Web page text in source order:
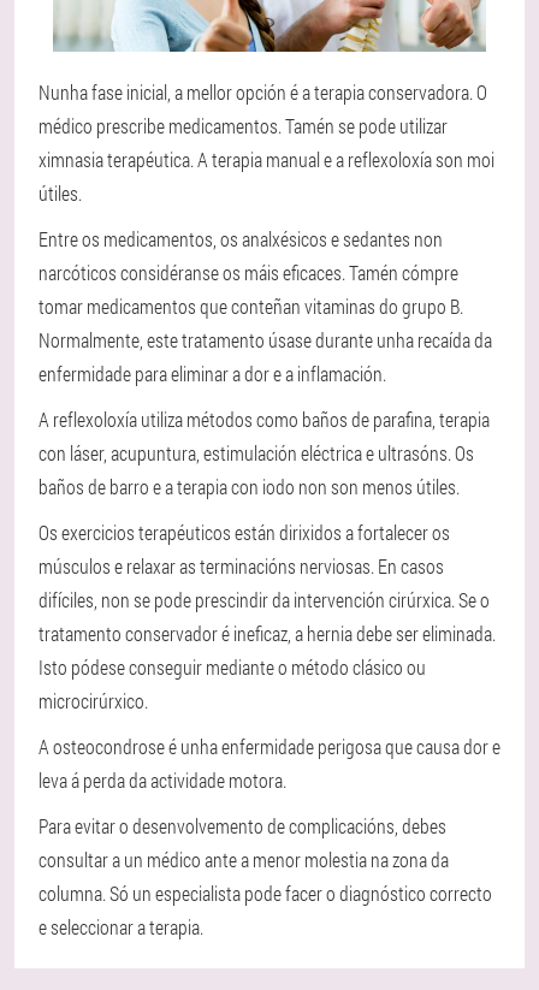
Nunha fase inicial, a mellor opción é a terapia conservadora. O
médico prescribe medicamentos. Tamén se pode utilizar
ximnasia terapéutica. A terapia manual e a reflexoloxía son moi
útiles.
Entre os medicamentos, os analxésicos e sedantes non
narcóticos considéranse os máis eficaces. Tamén cómpre
tomar medicamentos que conteñan vitaminas do grupo B.
Normalmente, este tratamento úsase durante unha recaída da
enfermidade para eliminar a dor e a inflamación.
A reflexoloxía utiliza métodos como baños de parafina, terapia
con láser, acupuntura, estimulación eléctrica e ultrasóns. Os
baños de barro e a terapia con iodo non son menos útiles.
Os exercicios terapéuticos están dirixidos a fortalecer os
músculos e relaxar as terminacións nerviosas. En casos
difíciles, non se pode prescindir da intervención cirúrxica. Se o
tratamento conservador é ineficaz, a hernia debe ser eliminada.
Isto pódese conseguir mediante o método clásico ou
microcirúrxico.
A osteocondrose é unha enfermidade perigosa que causa dor e
leva á perda da actividade motora.
Para evitar o desenvolvemento de complicacións, debes
consultar a un médico ante a menor molestia na zona da
columna. Só un especialista pode facer o diagnóstico correcto
e seleccionar a terapia.